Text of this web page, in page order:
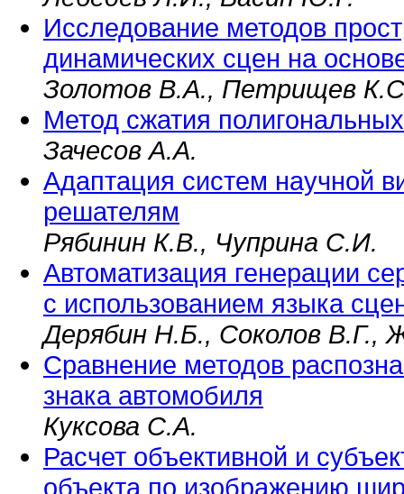
Исследование методов
динамических сцен на
Золотов В.А., Петрищев
Метод сжатия
Зачесов А.А.
Адаптация систем научной
решателям
Рябинин К.В., Чуприна С.И.
Автоматизация генерации
с использованием языка
Дерябин H.Б., Соколов
Сравнение методов
знака автомобиля
Куксова С.А.
Расчет объективной и
объекта по изображению